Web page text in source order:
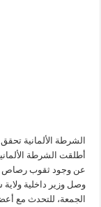
الشرطة الألمانية
أطلقت الشرطة
عن وجود ثقوب رصاص
وصل وزير داخلية
الجمعة، للتحدث مع